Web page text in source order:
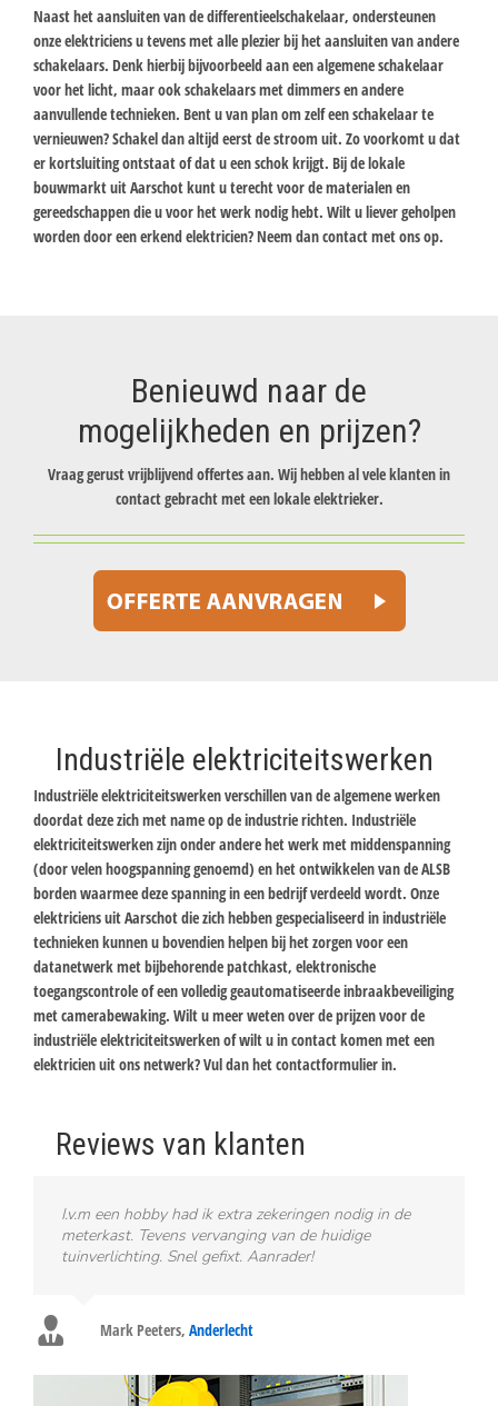
Naast het aansluiten van de differentieelschakelaar, ondersteunen
onze elektriciens u tevens met alle plezier bij het aansluiten van andere
schakelaars. Denk hierbij bijvoorbeeld aan een algemene schakelaar
voor het licht, maar ook schakelaars met dimmers en andere
aanvullende technieken. Bent u van plan om zelf een schakelaar te
vernieuwen? Schakel dan altijd eerst de stroom uit. Zo voorkomt u dat
er kortsluiting ontstaat of dat u een schok krijgt. Bij de lokale
bouwmarkt uit Aarschot kunt u terecht voor de materialen en
gereedschappen die u voor het werk nodig hebt. Wilt u liever geholpen
worden door een erkend elektricien? Neem dan contact met ons op.
Benieuwd naar de
mogelijkheden en prijzen?
Vraag gerust vrijblijvend offertes aan. Wij hebben al vele klanten in
contact gebracht met een lokale elektrieker.
Industriële elektriciteitswerken
Industriële elektriciteitswerken verschillen van de algemene werken
doordat deze zich met name op de industrie richten. Industriële
elektriciteitswerken zijn onder andere het werk met middenspanning
(door velen hoogspanning genoemd) en het ontwikkelen van de ALSB
borden waarmee deze spanning in een bedrijf verdeeld wordt. Onze
elektriciens uit Aarschot die zich hebben gespecialiseerd in industriële
technieken kunnen u bovendien helpen bij het zorgen voor een
datanetwerk met bijbehorende patchkast, elektronische
toegangscontrole of een volledig geautomatiseerde inbraakbeveiliging
met camerabewaking. Wilt u meer weten over de prijzen voor de
industriële elektriciteitswerken of wilt u in contact komen met een
elektricien uit ons netwerk? Vul dan het contactformulier in.
Reviews van klanten
I.v.m een hobby had ik extra zekeringen nodig in de
meterkast. Tevens vervanging van de huidige
tuinverlichting. Snel gefixt. Aanrader!
Mark Peeters, Anderlecht